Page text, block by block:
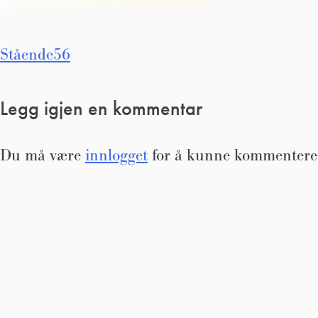
Innleggsnavigasjon
Stående56
Legg igjen en kommentar
Du må være innlogget for å kunne